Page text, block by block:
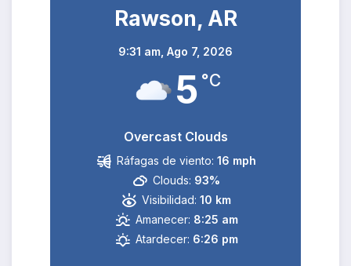
Rawson, AR
9:31 am, Ago 7, 2026
5 °C
Overcast Clouds
Ráfagas de viento: 16 mph
Clouds: 93%
Visibilidad: 10 km
Amanecer: 8:25 am
Atardecer: 6:26 pm